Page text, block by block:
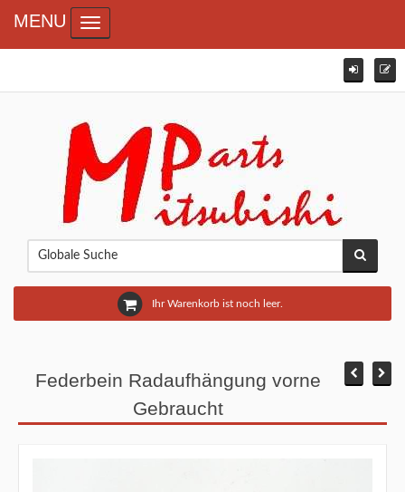
Ihr Warenkorb ist noch leer.
MENU Toggle navigation
Federbein Radaufhängung vorne
Gebraucht